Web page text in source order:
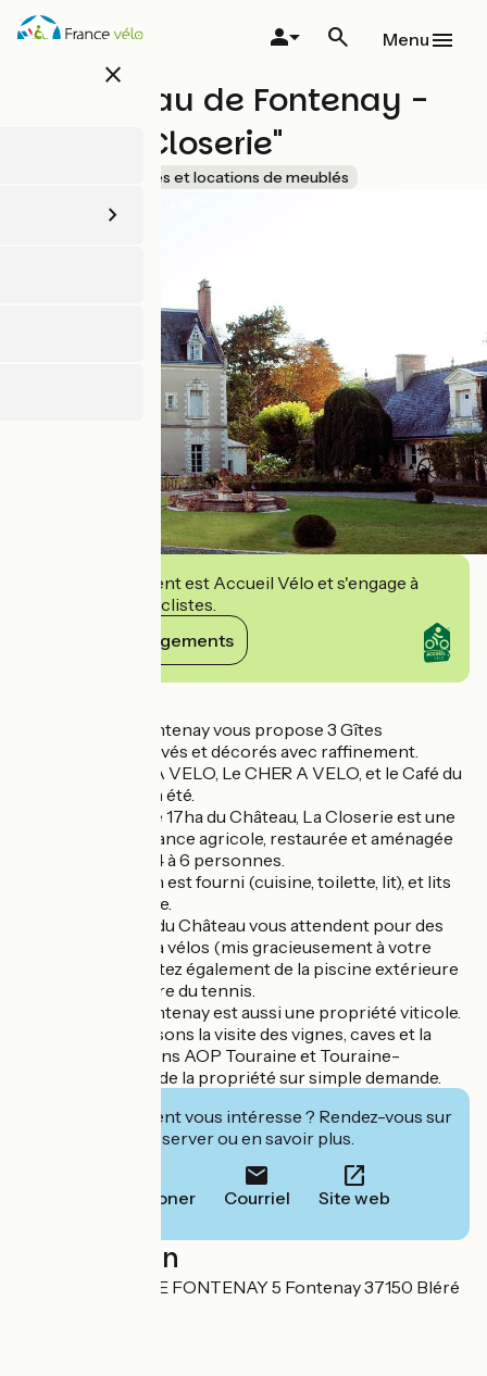
Aller
au
close
Menu
Le château de Fontenay -
Gîte "La Closerie"
Gîtes et locations de meublés
Cet établissement est Accueil Vélo et s'engage à
accueillir des cyclistes.
Voir ses engagements
Le Château de Fontenay vous propose 3 Gîtes
entièrement rénovés et décorés avec raffinement.
ACCUEIL LOIRE A VELO, Le CHER A VELO, et le Café du
Passeur ouvert en été.
Au sein du parc de 17ha du Château, La Closerie est une
ancienne dépendance agricole, restaurée et aménagée
pour recevoir de 4 à 6 personnes.
Le linge de maison est fourni (cuisine, toilette, lit), et lits
faits à votre arrivée.
Les 17 ha du parc du Château vous attendent pour des
balades à pied ou à vélos (mis gracieusement à votre
disposition). Profitez également de la piscine extérieure
chauffée, ou encore du tennis.
Le Château de Fontenay est aussi une propriété viticole.
Nous vous proposons la visite des vignes, caves et la
dégustation des vins AOP Touraine et Touraine-
CHENONCEAUX de la propriété sur simple demande.
Cet établissement vous intéresse ? Rendez-vous sur
leur site pour réserver ou en savoir plus.
Téléphoner Courriel Site web
Localisation
SARL LE CLOS DE FONTENAY 5 Fontenay 37150 Bléré